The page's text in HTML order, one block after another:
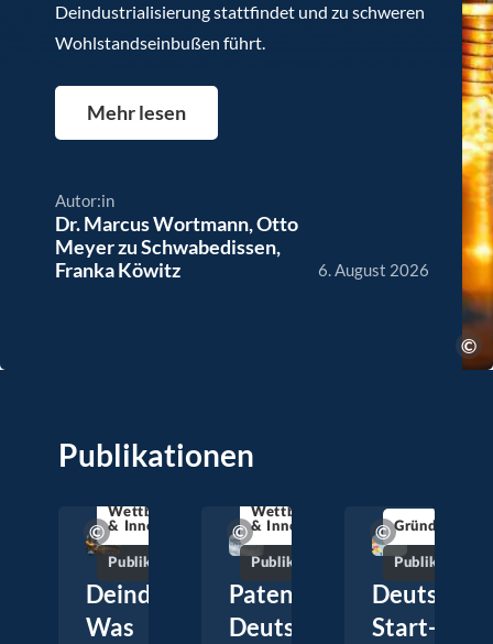
Deindustrialisierung stattfindet und zu schweren
Wohlstandseinbußen führt.
Mehr lesen
Autor:in
Dr. Marcus Wortmann,Otto
Meyer zu Schwabedissen,
Franka Köwitz
6. August 2026
Publikationen
Wettbewerbsfähigkeit
& Innovation
Publikation
Deindustrialisierung:
Was
Wettbewerbsfähigkeit
& Innovation
Publikation
Patentdynamik:
Deutschland
Publikation
Start-